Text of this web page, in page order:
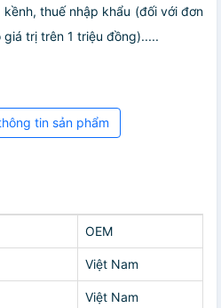
thuế nhập khẩu (đối với đơn
trị trên 1 triệu đồng).....
tin sản phẩm
OEM
Việt Nam
Việt Nam